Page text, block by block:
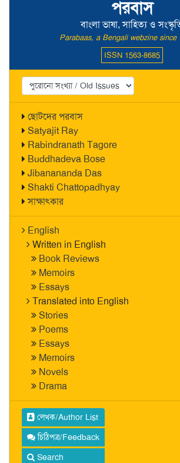
পরবাস
বাংলা ভাষা, সাহিত্য ও
Parabaas, a Bengali webzine since
ISSN 1563-8685
ছোটদের পরবাস
Satyajit Ray
Rabindranath Tagore
Buddhadeva Bose
Jibanananda Das
Shakti Chattopadhyay
সাক্ষাৎকার
English
Written in English
Book Reviews
Memoirs
Essays
Translated into English
Stories
Poems
Essays
Memoirs
Novels
Drama
লেখক/Author List
চিঠিপত্র/Feedback
Search